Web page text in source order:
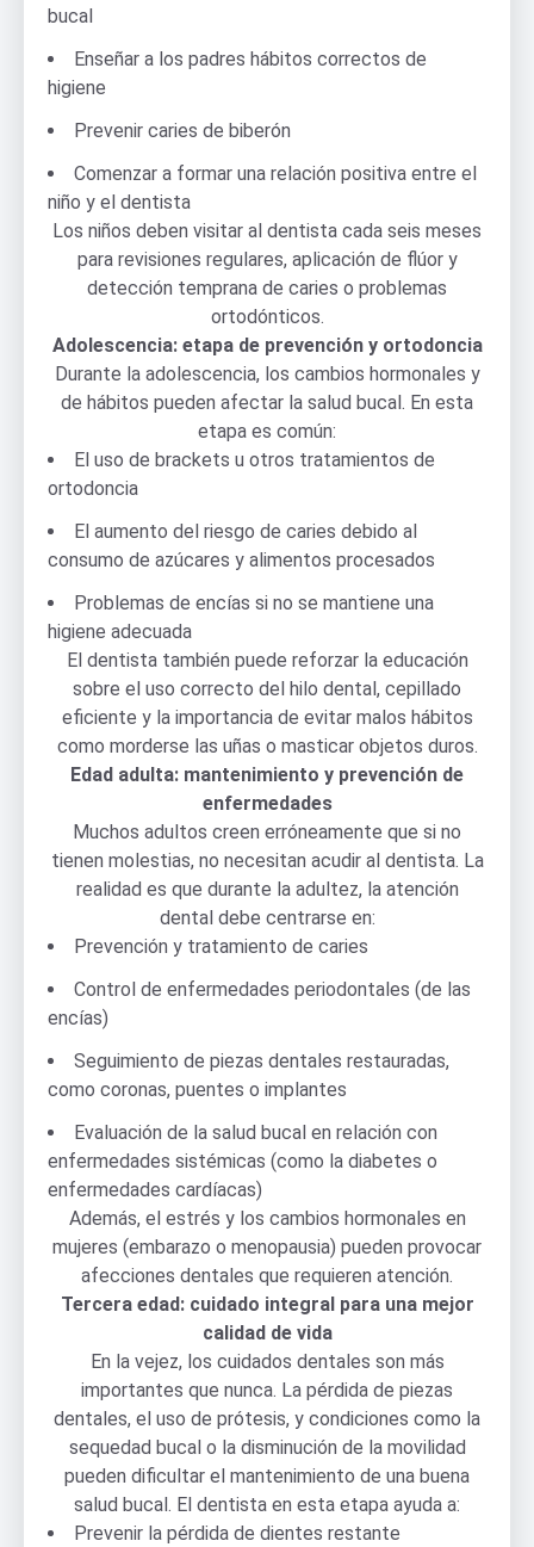
bucal
Enseñar a los padres hábitos correctos de
higiene
Prevenir caries de biberón
Comenzar a formar una relación positiva entre el
niño y el dentista
Los niños deben visitar al dentista cada seis meses
para revisiones regulares, aplicación de flúor y
detección temprana de caries o problemas
ortodónticos.
Adolescencia: etapa de prevención y ortodoncia
Durante la adolescencia, los cambios hormonales y
de hábitos pueden afectar la salud bucal. En esta
etapa es común:
El uso de brackets u otros tratamientos de
ortodoncia
El aumento del riesgo de caries debido al
consumo de azúcares y alimentos procesados
Problemas de encías si no se mantiene una
higiene adecuada
El dentista también puede reforzar la educación
sobre el uso correcto del hilo dental, cepillado
eficiente y la importancia de evitar malos hábitos
como morderse las uñas o masticar objetos duros.
Edad adulta: mantenimiento y prevención de
enfermedades
Muchos adultos creen erróneamente que si no
tienen molestias, no necesitan acudir al dentista. La
realidad es que durante la adultez, la atención
dental debe centrarse en:
Prevención y tratamiento de caries
Control de enfermedades periodontales (de las
encías)
Seguimiento de piezas dentales restauradas,
como coronas, puentes o implantes
Evaluación de la salud bucal en relación con
enfermedades sistémicas (como la diabetes o
enfermedades cardíacas)
Además, el estrés y los cambios hormonales en
mujeres (embarazo o menopausia) pueden provocar
afecciones dentales que requieren atención.
Tercera edad: cuidado integral para una mejor
calidad de vida
En la vejez, los cuidados dentales son más
importantes que nunca. La pérdida de piezas
dentales, el uso de prótesis, y condiciones como la
sequedad bucal o la disminución de la movilidad
pueden dificultar el mantenimiento de una buena
salud bucal. El dentista en esta etapa ayuda a:
Prevenir la pérdida de dientes restante